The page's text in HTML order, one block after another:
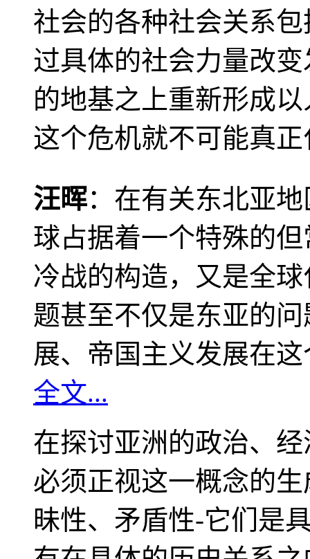
社会的各种社会关系
过具体的社会力量改
的地基之上重新形成
这个危机就不可能真
汪晖：在有关东北亚
球占据着一个特殊的
冷战的构造，又是全
题甚至不仅是东亚的
展、帝国主义发展在
全文...
在探讨亚洲的政治、
必须正视这一概念的
昧性、矛盾性-它们是